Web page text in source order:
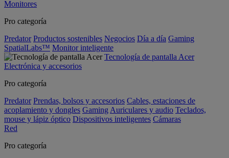
Monitores
Pro categoría
Predator Productos sostenibles Negocios Día a día Gaming
SpatialLabs™ Monitor inteligente
Tecnología de pantalla Acer
Electrónica y accesorios
Pro categoría
Predator Prendas, bolsos y accesorios Cables, estaciones de
acoplamiento y dongles Gaming Auriculares y audio Teclados,
mouse y lápiz óptico Dispositivos inteligentes Cámaras
Red
Pro categoría